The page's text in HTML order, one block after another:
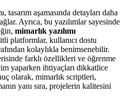
aşamasında detayları daha
Ayrıca, bu yazılımlar sayesinde
mimarlık yazılımı
platformlar, kullanıcı dostu
kolaylıkla benimsenebilir.
farklı özellikleri ve öğrenme
yaparken ihtiyaçları dikkatlice
olarak, mimarlık scriptleri,
yanı sıra, projelerin kalitesini